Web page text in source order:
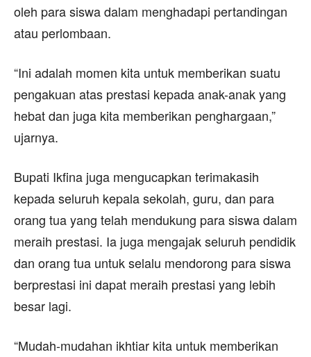
oleh para siswa dalam menghadapi pertandingan
atau perlombaan.
“Ini adalah momen kita untuk memberikan suatu
pengakuan atas prestasi kepada anak-anak yang
hebat dan juga kita memberikan penghargaan,”
ujarnya.
Bupati Ikfina juga mengucapkan terimakasih
kepada seluruh kepala sekolah, guru, dan para
orang tua yang telah mendukung para siswa dalam
meraih prestasi. Ia juga mengajak seluruh pendidik
dan orang tua untuk selalu mendorong para siswa
berprestasi ini dapat meraih prestasi yang lebih
besar lagi.
“Mudah-mudahan ikhtiar kita untuk memberikan